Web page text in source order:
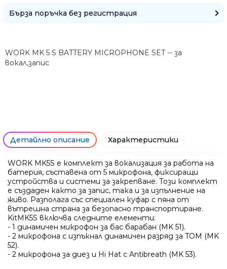
Бърза поръчка без регистрация
Само
Ние ще се свържем с вас в
WORK MK 5 S BATTERY MICROPHONE SET -- за
вокал,запис
Детайлно описание Характеристики
WORK MK5S е комплект за вокализация за работа на
батерия, съставена от 5 микрофона, фиксиращи
устройства и системи за закрепване. Този комплект
е създаден както за запис, така и за изпълнение на
живо. Разполага със специален куфар с пяна от
вътрешна страна за безопасно транспортиране.
KitMK5S включва следните елементи:
- 1 динамичен микрофон за бас барабан (MK 51).
- 2 микрофона с изпъкнал динамичен разряд за TOM (MK
52).
- 2 микрофона за диез и Hi Hat с Antibreath (MK 53).